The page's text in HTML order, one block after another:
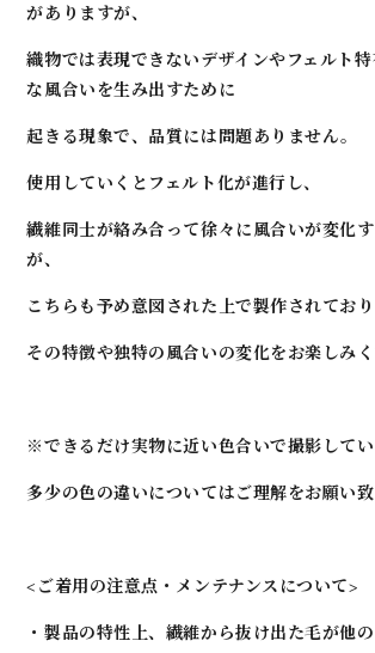
がありますが、
織物では表現できないデザインやフェルト
な風合いを生み出すために
起きる現象で、 品質には問題ありません。
使用していくとフェルト化が進行し、
繊維同士が絡み合って徐々に風合いが変化
が、
こちらも予め意図された上で製作されており
その特徴や独特の風合いの変化をお楽しみく
※できるだけ実物に近い色合いで撮影してい
多少の色の違いについてはご理解をお願い致
<ご着用の注意点・メンテナンスについて>
・製品の特性上、繊維から抜け出た毛が他